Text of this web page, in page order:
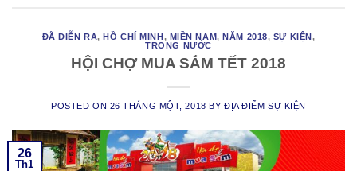
ĐÃ DIỄN RA,HỒ CHÍ MINH, MIỀN NAM,NĂM 2018, SỰ KIỆN,
TRONG NƯỚC
HỘI CHỢ MUA SẮM TẾT 2018
POSTED ON 26 THÁNG MỘT, 2018 BY ĐỊA ĐIỂM SỰ KIỆN
26
Th1